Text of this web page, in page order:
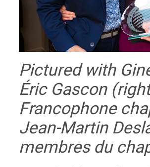
Pictured with
Éric Gascon
Francophone
Jean-Martin
membres du